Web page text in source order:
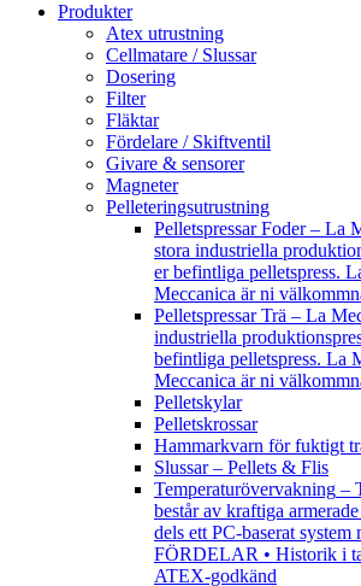
Produkter
Atex utrustning
Cellmatare / Slussar
Dosering
Filter
Fläktar
Fördelare / Skiftventil
Givare & sensorer
Magneter
Pelleteringsutrustning
Pelletspressar Foder– La
stora industriella
er befintliga pelletspress.
Meccanica är ni
Pelletspressar Trä – La
industriella
befintliga pelletspress. La
Meccanica är ni
Pelletskylar
Pelletskrossar
Hammarkvarn för fuktigt
Slussar – Pellets & Flis
Temperaturövervakning –
består av kraftiga
dels ett PC-baserat
FÖRDELAR • Historik i
ATEX-godkänd